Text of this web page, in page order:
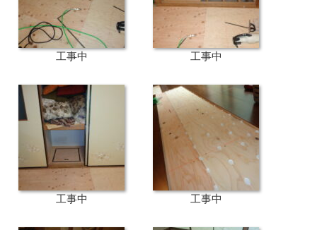
工事中 工事中
工事中 工事中